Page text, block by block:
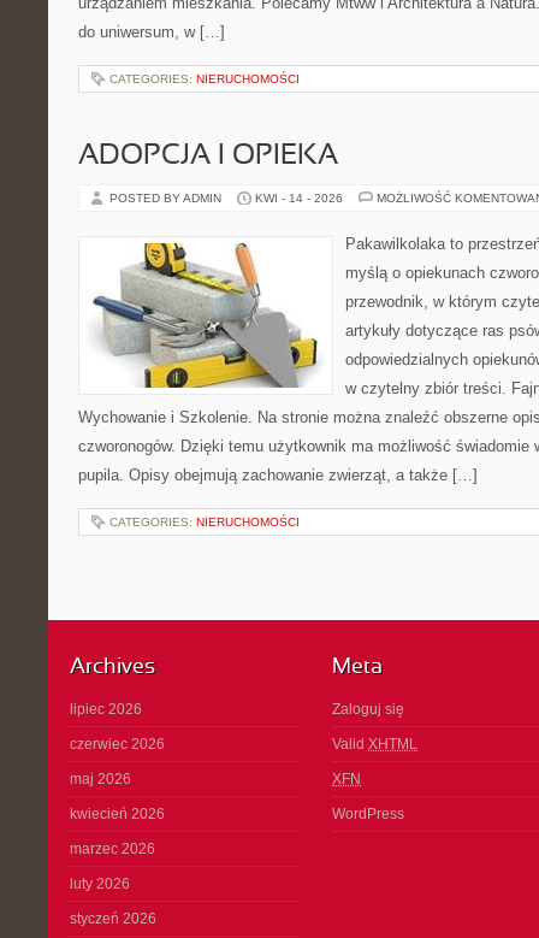
do uniwersum, w […]
CATEGORIES: NIERUCHOMOŚCI
ADOPCJA I OPIEKA
POSTED BY ADMIN KWI - 14 - 2026 MOŻLIWOŚĆ
Pakawilkolaka to
myślą o opiekunach
przewodnik, w którym
artykuły dotyczące ras
odpowiedzialnych
w czytelny zbiór treści.
Wychowanie i Szkolenie. Na stronie można znaleźć obszerne
czworonogów. Dzięki temu użytkownik ma możliwość świadomie
pupila. Opisy obejmują zachowanie zwierząt, a także […]
CATEGORIES: NIERUCHOMOŚCI
Archives
lipiec 2026
czerwiec 2026
maj 2026
kwiecień 2026
marzec 2026
luty 2026
styczeń 2026
Meta
Zaloguj się
Valid XHTML
XFN
WordPress